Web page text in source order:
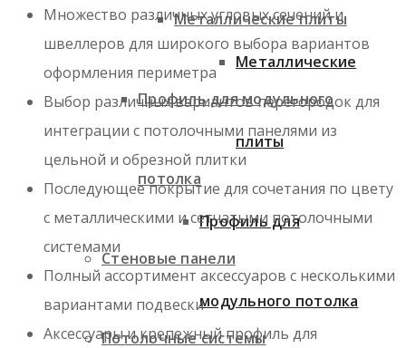
Металлические плиты
Профиль для модульного
потолка
Стеновые панели
Потолочные системы
Металлические
плиты
Профиль для
модульного потолка
Множество различных угловых сечений и
швеллеров для широкого выбора вариантов
оформления периметра
Выбор различных вариантов перегородок для
интеграции с потолочными панелями из
цельной и обрезной плитки
Последующее покрытие для сочетания по цвету
с металлическими и сетчатыми потолочными
системами
Полный ассортимент аксессуаров с несколькими
вариантами подвески
Аксессуары и крепежный профиль для